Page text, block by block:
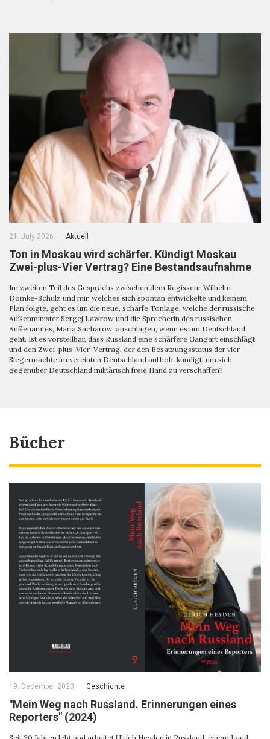
21. July 2026 Aktuell
Ton in Moskau wird schärfer. Kündigt Moskau
Zwei-plus-Vier Vertrag? Eine Bestandsaufnahme
Im zweiten Teil des Gesprächs zwischen dem Regisseur Wilhelm
Domke-Schulz und mir, welches sich spontan entwickelte und keinem
Plan folgte, geht es um die neue, scharfe Tonlage, welche der russische
Außenminister Sergej Lawrow und die Sprecherin des russischen
Außenamtes, Maria Sacharow, anschlagen, wenn es um Deutschland
geht. Ist es vorstellbar, dass Russland eine schärfere Gangart einschlägt
und den Zwei-plus-Vier-Vertrag, der den Besatzungsstatus der vier
Siegermächte im vereinten Deutschland aufhob, kündigt, um sich
gegenüber Deutschland militärisch freie Hand zu verschaffen?
Bücher
19. December 2023 Geschichte
"Mein Weg nach Russland. Erinnerungen eines
Reporters" (2024)
Seit 30 Jahren lebt und arbeitet Ulrich Heyden in Russland, einem Land,